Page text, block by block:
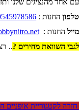
עם אחד מהנציגים שלנו ותזכו
טלפון החנות :
מייל החנות :
לגבי השוואת מחירים ?..
חזרה לקטגוריית